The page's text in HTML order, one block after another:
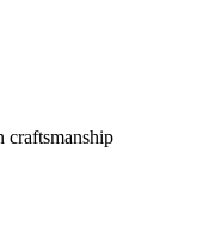
craftsmanship